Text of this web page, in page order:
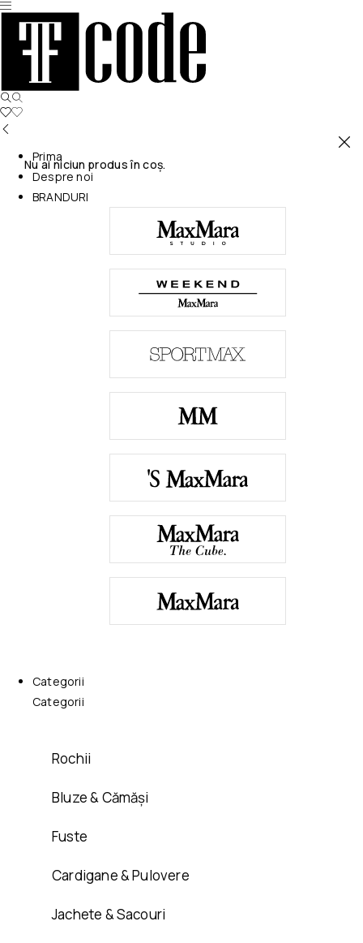
Nu ai niciun produs în coș.
Prima
Despre noi
BRANDURI
Categorii
Categorii
Rochii
Bluze & Cămăși
Fuste
Cardigane & Pulovere
Jachete & Sacouri